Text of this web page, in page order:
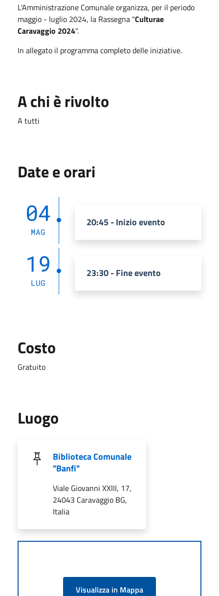
L'Amministrazione Comunale organizza, per il periodo
maggio - luglio 2024, la Rassegna "Culturae
Caravaggio 2024".
In allegato il programma completo delle iniziative.
A chi è rivolto
A tutti
Date e orari
04
MAG
20:45 - Inizio evento
19
LUG
23:30 - Fine evento
Costo
Gratuito
Luogo
Biblioteca Comunale
"Banfi"
Viale Giovanni XXIII, 17,
24043 Caravaggio BG,
Italia
Visualizza in Mappa